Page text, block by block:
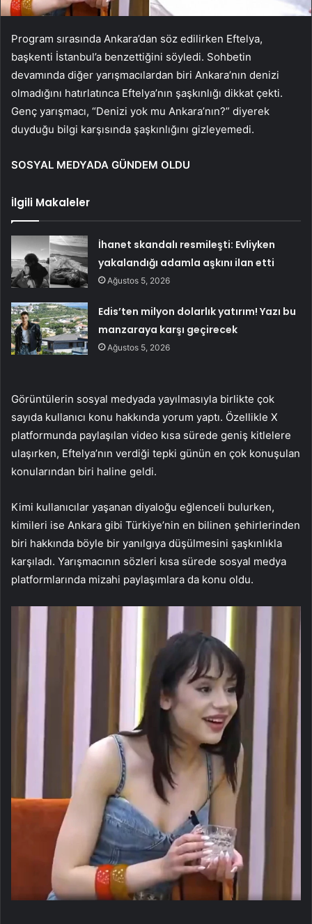
Program sırasında Ankara’dan söz edilirken Eftelya,
başkenti İstanbul’a benzettiğini söyledi. Sohbetin
devamında diğer yarışmacılardan biri Ankara’nın denizi
olmadığını hatırlatınca Eftelya’nın şaşkınlığı dikkat çekti.
Genç yarışmacı, “Denizi yok mu Ankara’nın?” diyerek
duyduğu bilgi karşısında şaşkınlığını gizleyemedi.
SOSYAL MEDYADA GÜNDEM OLDU
İlgili Makaleler
İhanet skandalı resmileşti: Evliyken
yakalandığı adamla aşkını ilan etti
Ağustos 5, 2026
Edis’ten milyon dolarlık yatırım! Yazı bu
manzaraya karşı geçirecek
Ağustos 5, 2026
Görüntülerin sosyal medyada yayılmasıyla birlikte çok
sayıda kullanıcı konu hakkında yorum yaptı. Özellikle X
platformunda paylaşılan video kısa sürede geniş kitlelere
ulaşırken, Eftelya’nın verdiği tepki günün en çok konuşulan
konularından biri haline geldi.
Kimi kullanıcılar yaşanan diyaloğu eğlenceli bulurken,
kimileri ise Ankara gibi Türkiye’nin en bilinen şehirlerinden
biri hakkında böyle bir yanılgıya düşülmesini şaşkınlıkla
karşıladı. Yarışmacının sözleri kısa sürede sosyal medya
platformlarında mizahi paylaşımlara da konu oldu.